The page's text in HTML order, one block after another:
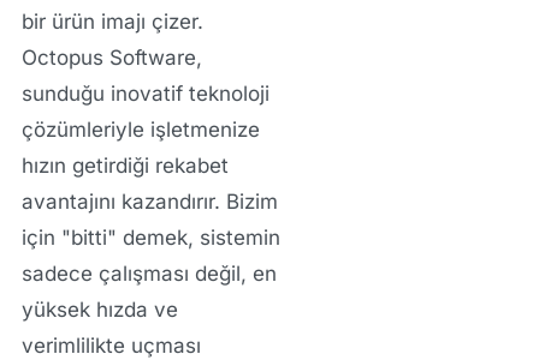
bir ürün imajı çizer.
Octopus Software,
sunduğu inovatif teknoloji
çözümleriyle işletmenize
hızın getirdiği rekabet
avantajını kazandırır. Bizim
için "bitti" demek, sistemin
sadece çalışması değil, en
yüksek hızda ve
verimlilikte uçması